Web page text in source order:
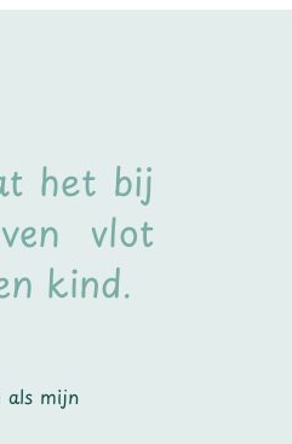
het bij
vlot
kind.
als mijn